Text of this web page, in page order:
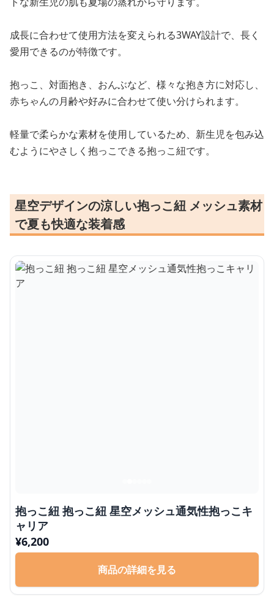
成長に合わせて使用方法を変えられる3WAY設計で、長く
愛用できるのが特徴です。
抱っこ、対面抱き、おんぶなど、様々な抱き方に対応し、
赤ちゃんの月齢や好みに合わせて使い分けられます。
軽量で柔らかな素材を使用しているため、新生児を包み込
むようにやさしく抱っこできる抱っこ紐です。
星空デザインの涼しい抱っこ紐 メッシュ素材
で夏も快適な装着感
抱っこ紐 抱っこ紐 星空メッシュ通気性抱っこキ
ャリア
¥6,200
商品の詳細を見る